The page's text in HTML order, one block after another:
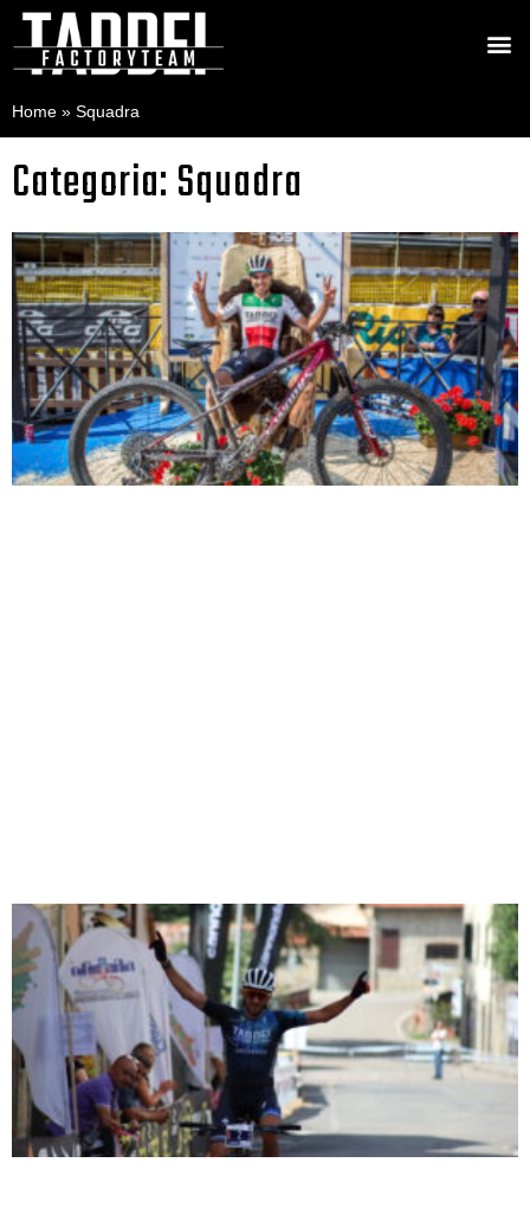
Home » Squadra
Categoria: Squadra